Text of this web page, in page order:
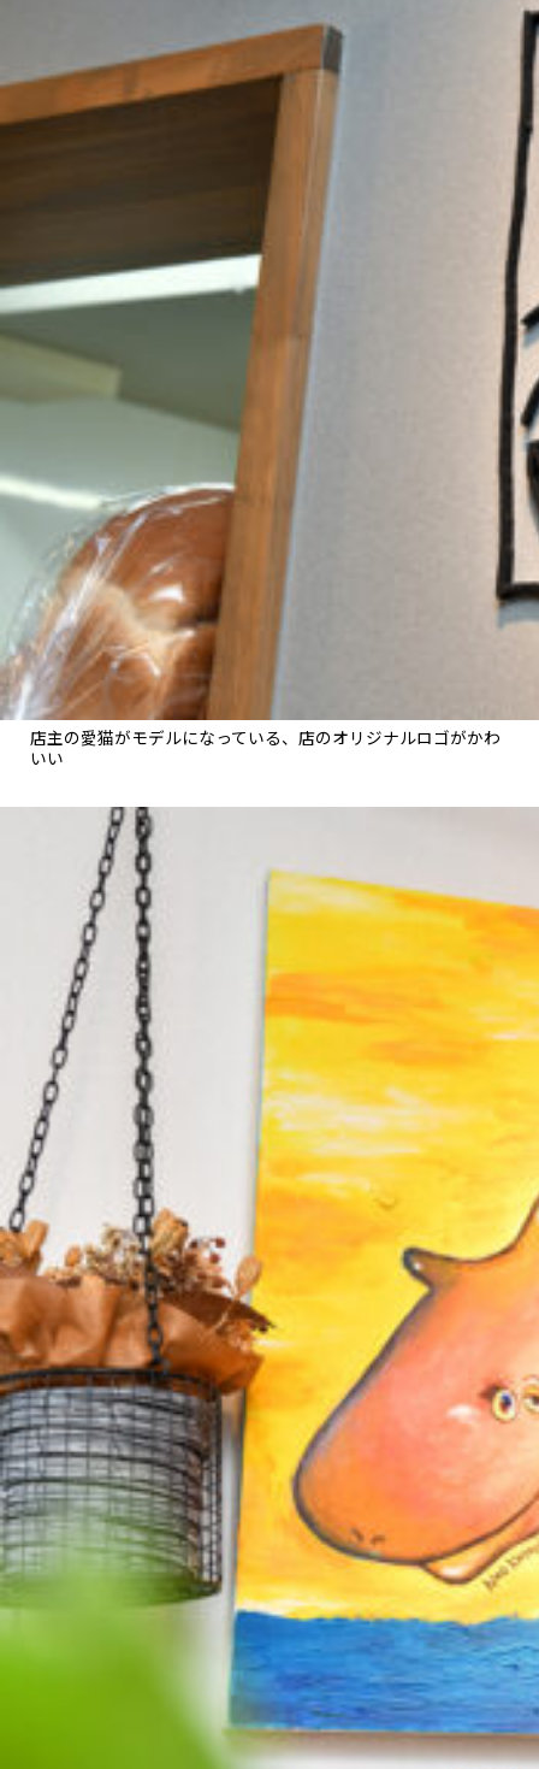
店主の愛猫がモデルになっている、店のオリジナルロゴがかわ
いい